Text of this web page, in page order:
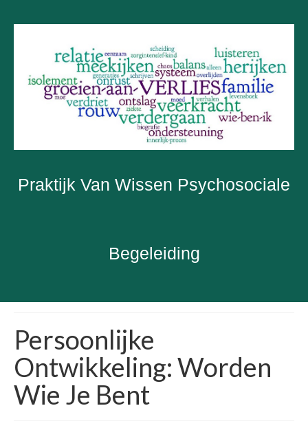
Praktijk Van Wissen Psychosociale
Begeleiding
Persoonlijke
Ontwikkeling: Worden
Wie Je Bent